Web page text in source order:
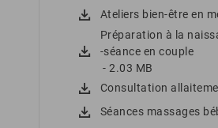
Ateliers bien-être en
Préparation à la
-séance en couple
- 2.03 MB
Consultation
Séances massages